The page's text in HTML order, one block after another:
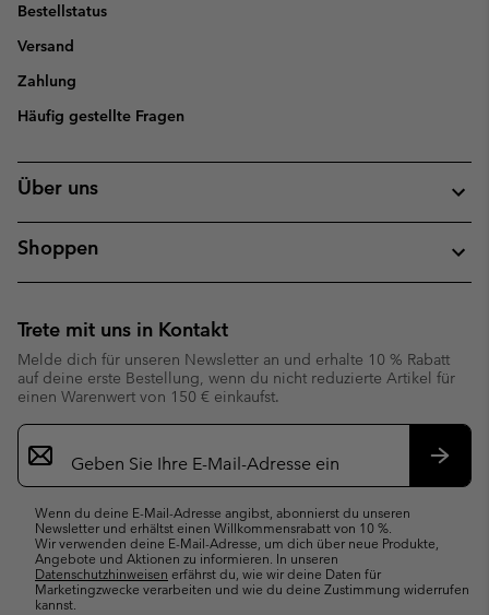
Bestellstatus
Versand
Zahlung
Häufig gestellte Fragen
Über uns
Shoppen
Trete mit uns in Kontakt
Melde dich für unseren Newsletter an und erhalte 10 % Rabatt
auf deine erste Bestellung, wenn du nicht reduzierte Artikel für
einen Warenwert von 150 € einkaufst.
Newsletter-
Anmeldung
Wenn du deine E-Mail-Adresse angibst, abonnierst du unseren
Newsletter und erhältst einen Willkommensrabatt von 10 %.
Wir verwenden deine E-Mail-Adresse, um dich über neue Produkte,
Angebote und Aktionen zu informieren. In unseren
Datenschutzhinweisen erfährst du, wie wir deine Daten für
Marketingzwecke verarbeiten und wie du deine Zustimmung widerrufen
kannst.